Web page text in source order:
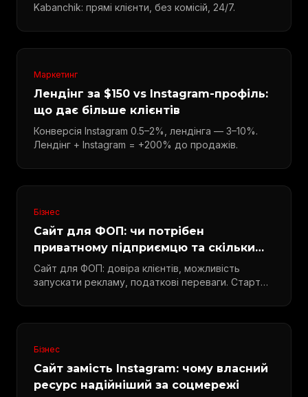
Kabanchik: прямі клієнти, без комісій, 24/7.
Маркетинг
Лендінг за $150 vs Instagram-профіль:
що дає більше клієнтів
Конверсія Instagram 0.5–2%, лендінга — 3–10%.
Лендінг + Instagram = +200% до продажів.
Бізнес
Сайт для ФОП: чи потрібен
приватному підприємцю та скільки
коштує
Сайт для ФОП: довіра клієнтів, можливість
запускати рекламу, податкові переваги. Старт
Бізнес
Сайт замість Instagram: чому власний
ресурс надійніший за соцмережі